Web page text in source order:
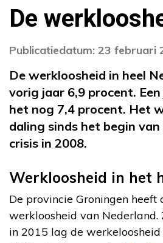
De
Publicatiedatum: 23 februari
De werkloosheid in heel
vorig jaar 6,9 procent.
het nog 7,4 procent. Het
daling sinds het begin van
crisis in 2008.
Werkloosheid in het
De provincie Groningen heeft
werkloosheid van Nederland.
in 2015 lag de werkeloosheid